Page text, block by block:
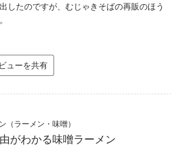
したのですが、むじゃきそばの再販のほう
ューを共有
（ラーメン・味噌）
がわかる味噌ラーメン